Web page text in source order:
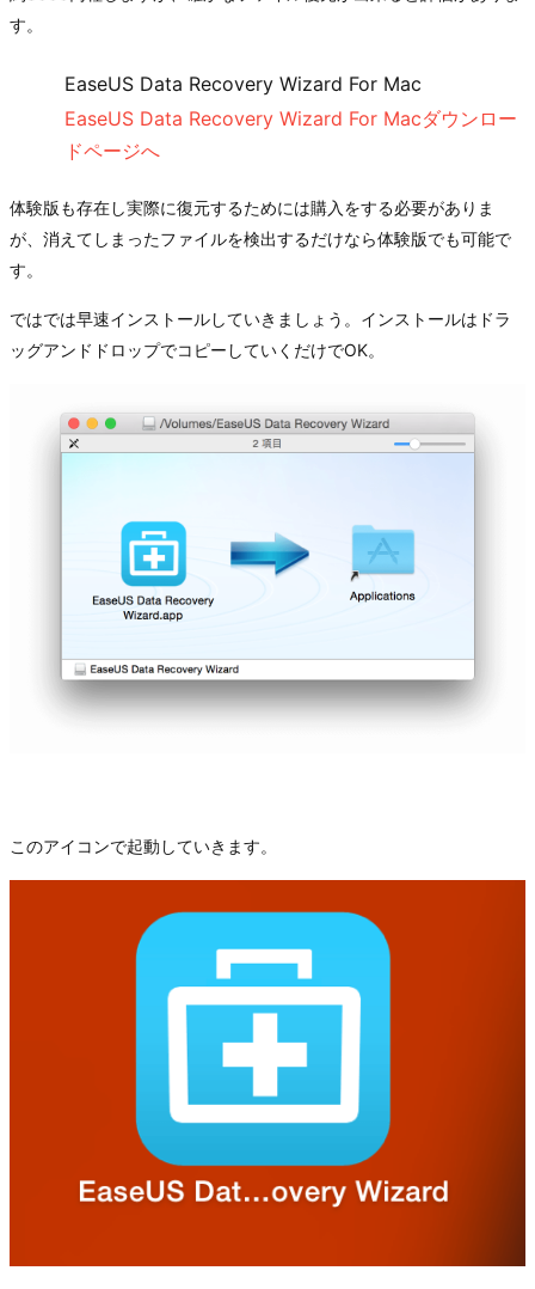
す。
EaseUS Data Recovery Wizard For Mac
EaseUS Data Recovery Wizard For Macダウンロー
ドページへ
体験版も存在し実際に復元するためには購入をする必要がありま
が、消えてしまったファイルを検出するだけなら体験版でも可能で
す。
ではでは早速インストールしていきましょう。インストールはドラ
ッグアンドドロップでコピーしていくだけでOK。
このアイコンで起動していきます。